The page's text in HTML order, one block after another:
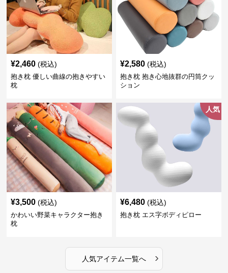
¥2,460 (税込)
抱き枕 優しい曲線の抱きやすい
枕
¥2,580 (税込)
抱き枕 抱き心地抜群の円筒クッ
ション
¥3,500 (税込)
かわいい野菜キャラクター抱き
枕
人気
¥6,480 (税込)
抱き枕 エス字ボディピロー
人気アイテム一覧へ ›